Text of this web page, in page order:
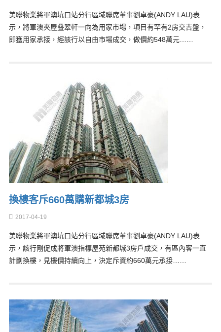
美聯物業將軍澳坑口站分行區域聯席董事劉卓豪(ANDY LAU)表
示，將軍澳夾屋叠翠軒一向為用家市場，項目有罕有2房交吉盤，
即獲用家承接，經該行以自由市場成交，做價約548萬元……
換樓客斥660萬購新都城3房
2017-04-19
美聯物業將軍澳坑口站分行區域聯席董事劉卓豪(ANDY LAU)表
示，該行剛促成將軍澳指標屋苑新都城3房戶成交，有區內客一直
計劃換樓，見樓價持續向上，決定斥資約660萬元承接……